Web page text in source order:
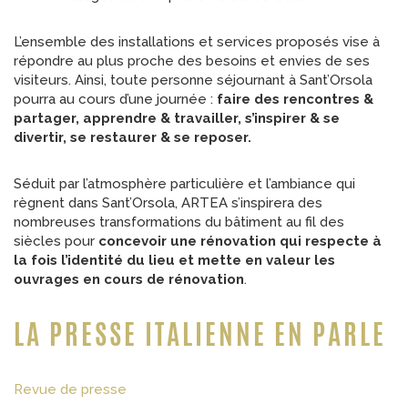
L’ensemble des installations et services proposés vise à
répondre au plus proche des besoins et envies de ses
visiteurs. Ainsi, toute personne séjournant à Sant’Orsola
pourra au cours d’une journée : faire des rencontres &
partager, apprendre & travailler, s’inspirer & se
divertir, se restaurer & se reposer.
Séduit par l’atmosphère particulière et l’ambiance qui
règnent dans Sant’Orsola, ARTEA s’inspirera des
nombreuses transformations du bâtiment au fil des
siècles pour concevoir une rénovation qui respecte à
la fois l’identité du lieu et mette en valeur les
ouvrages en cours de rénovation.
LA PRESSE ITALIENNE EN PARLE
Revue de presse